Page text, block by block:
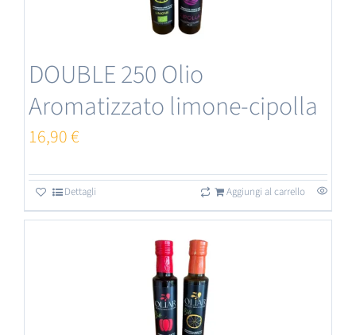
possono
essere
scelte
pagina
del
DOUBLE 250 Olio
Aromatizzato limone-cipolla
16,90€
Aggiungi al carrello
Dettagli